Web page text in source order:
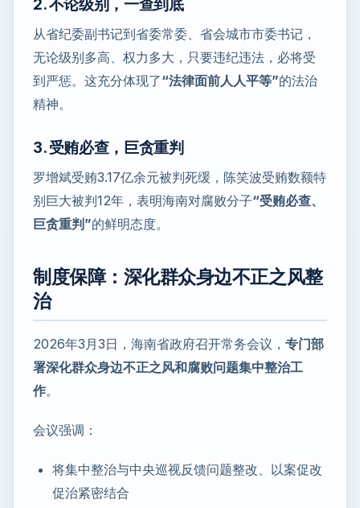
2. 不论级别，一查到底
从省纪委副书记到省委常委、省会城市市委书记，
无论级别多高、权力多大，只要违纪违法，必将受
到严惩。这充分体现了“法律面前人人平等”的法治
精神。
3. 受贿必查，巨贪重判
罗增斌受贿3.17亿余元被判死缓，陈笑波受贿数额特
别巨大被判12年，表明海南对腐败分子“受贿必查、
巨贪重判”的鲜明态度。
制度保障：深化群众身边不正之风整
治
2026年3月3日，海南省政府召开常务会议， 专门部
署深化群众身边不正之风和腐败问题集中整治工
作。
会议强调：
将集中整治与中央巡视反馈问题整改、以案促改
促治紧密结合